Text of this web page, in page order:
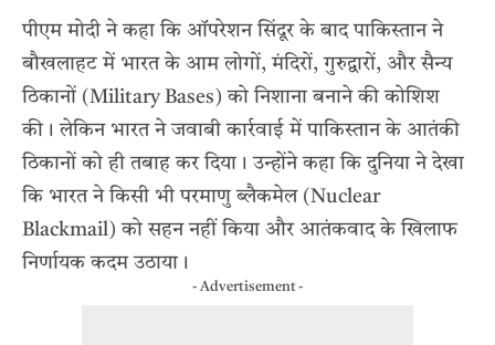
पीएम मोदी ने कहा कि ऑपरेशन सिंदूर के बाद पाकिस्तान ने
बौखलाहट में भारत के आम लोगों, मंदिरों, गुरुद्वारों, और सैन्य
ठिकानों (Military Bases) को निशाना बनाने की कोशिश
की। लेकिन भारत ने जवाबी कार्रवाई में पाकिस्तान के आतंकी
ठिकानों को ही तबाह कर दिया। उन्होंने कहा कि दुनिया ने देखा
कि भारत ने किसी भी परमाणु ब्लैकमेल (Nuclear
Blackmail) को सहन नहीं किया और आतंकवाद के खिलाफ
निर्णायक कदम उठाया।
- Advertisement -